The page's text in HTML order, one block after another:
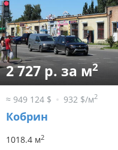
2 727 р. за м2
≈ 949 124 $ 932 $/м2
Кобрин
1018.4 м2